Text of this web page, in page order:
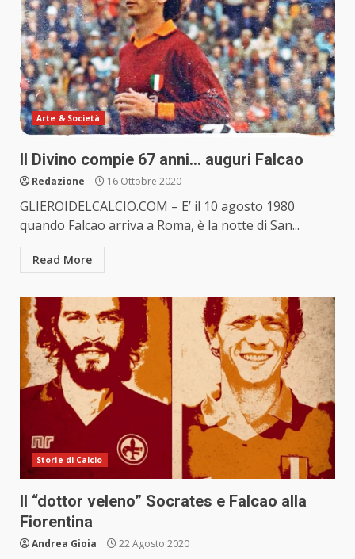
Arte & Società
Il Divino compie 67 anni… auguri Falcao
Redazione 16 Ottobre 2020
GLIEROIDELCALCIO.COM – E’ il 10 agosto 1980
quando Falcao arriva a Roma, è la notte di San...
Read More
Storie di Calcio
Il “dottor veleno” Socrates e Falcao alla
Fiorentina
Andrea Gioia 22 Agosto 2020